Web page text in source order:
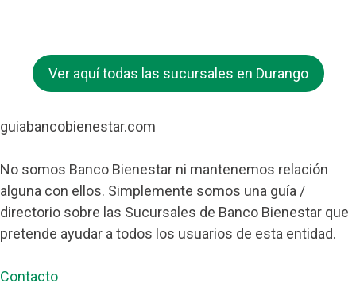
Ver aquí todas las sucursales en Durango
guiabancobienestar.com
No somos Banco Bienestar ni mantenemos relación
alguna con ellos. Simplemente somos una guía /
directorio sobre las Sucursales de Banco Bienestar que
pretende ayudar a todos los usuarios de esta entidad.
Contacto